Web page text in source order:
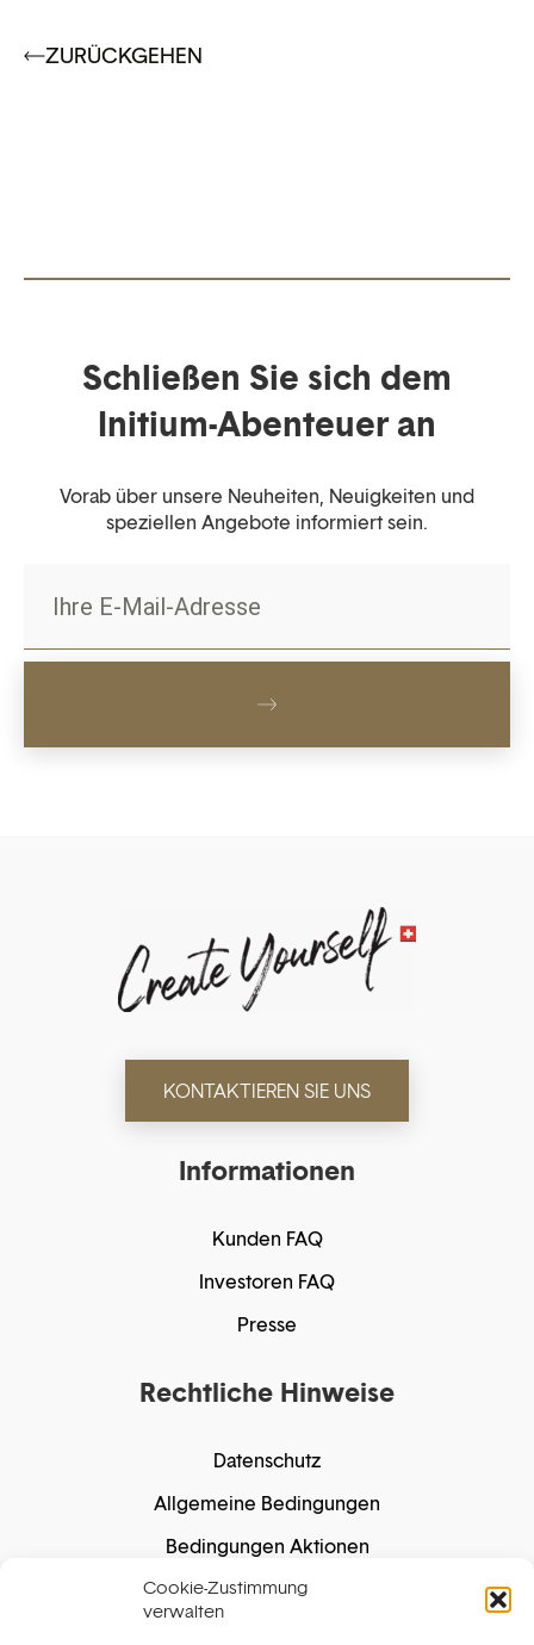
Cookie-Zustimmung
verwalten
ZURÜCKGEHEN
Schließen Sie sich dem
Initium-Abenteuer an
Vorab über unsere Neuheiten, Neuigkeiten und
speziellen Angebote informiert sein.
KONTAKTIEREN SIE UNS
Informationen
Kunden FAQ
Investoren FAQ
Presse
Rechtliche Hinweise
Datenschutz
Allgemeine Bedingungen
Bedingungen Aktionen
Cookie-Richtlinie